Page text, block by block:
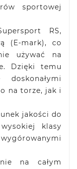
sportowej
RS,
(E-mark), co
używać na
Dzięki temu
na torze, jak i
jakości do
klasy
na całym